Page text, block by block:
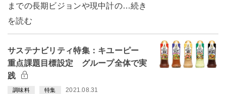
までの長期ビジョンや現中計の…続き
を読む
サステナビリティ特集：キユーピー
重点課題目標設定 グループ全体で実
践
調味料 特集 2021.08.31